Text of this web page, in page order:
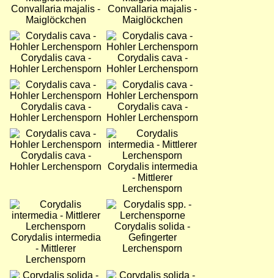
Convallaria majalis -
Maiglöckchen
Convallaria majalis -
Maiglöckchen
Bild
Corydalis cava -
Hohler Lerchensporn
Bild
Corydalis cava -
Hohler Lerchensporn
Bild
Corydalis cava -
Hohler Lerchensporn
Bild
Corydalis cava -
Hohler Lerchensporn
Bild
Corydalis cava -
Hohler Lerchensporn
Bild
Corydalis intermedia
- Mittlerer
Lerchensporn
Bild
Corydalis intermedia
- Mittlerer
Lerchensporn
Bild
Corydalis solida -
Gefingerter
Lerchensporn
Bild Bild